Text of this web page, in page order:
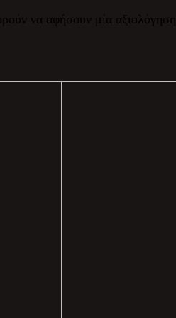
να αφήσουν μία αξιολόγηση.